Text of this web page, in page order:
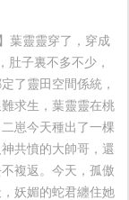
葉靈靈穿了，穿成
肚子裏不多不少，
了靈田空間係統，
求生，葉靈靈在桃
崽今天種出了一棵
共憤的大帥哥，還
複返。今天，孤傲
妖媚的蛇君纏住她